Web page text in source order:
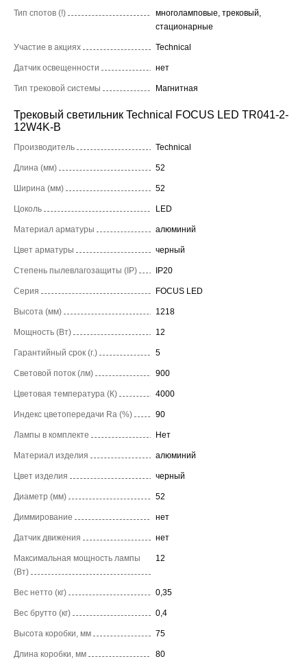
Тип спотов (!)
многоламповые, трековый,
стационарные
Участие в акциях Technical
Датчик освещенности нет
Тип трековой системы Магнитная
Трековый светильник Technical FOCUS LED TR041-2-
12W4K-B
Производитель Technical
Длина (мм) 52
Ширина (мм) 52
Цоколь LED
Материал арматуры алюминий
Цвет арматуры черный
Степень пылевлагозащиты (IP) IP20
Серия FOCUS LED
Высота (мм) 1218
Мощность (Вт) 12
Гарантийный срок (г.) 5
Световой поток (лм) 900
Цветовая температура (К) 4000
Индекс цветопередачи Ra (%) 90
Лампы в комплекте Нет
Материал изделия алюминий
Цвет изделия черный
Диаметр (мм) 52
Диммирование нет
Датчик движения нет
Максимальная мощность лампы
(Вт)
12
Вес нетто (кг) 0,35
Вес брутто (кг) 0,4
Высота коробки, мм 75
Длина коробки, мм 80